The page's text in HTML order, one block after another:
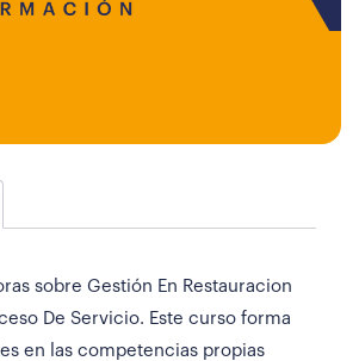
sobre Gestión En Restauracion
De Servicio. Este curso forma
en las competencias propias